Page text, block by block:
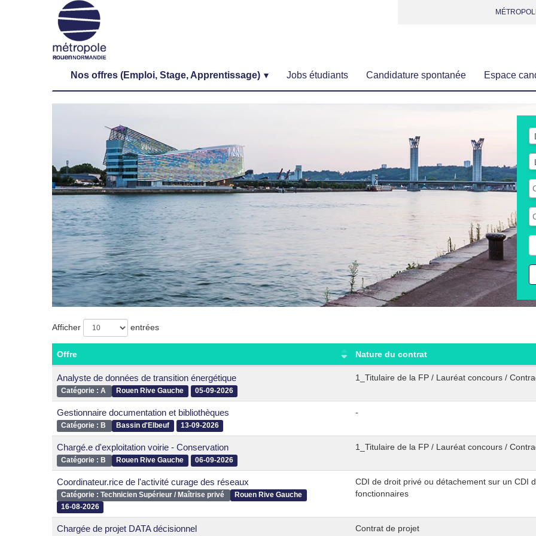
Nos offres (Emploi, Stage, Apprentissage) Jobs étudiants Candidature spontanée
Espace
Liste
des
offres
Afficher entrées
Offre Nature du contrat
Analyste de données de transition énergétique
Catégorie : A Rouen Rive Gauche 05-09-2026
1_Titulaire de la FP / Lauréat concours /
Gestionnaire documentation et bibliothèques
Catégorie : B Bassin d'Elbeuf 13-09-2026
-
Chargé.e d'exploitation voirie - Conservation
Catégorie : B Rouen Rive Gauche 06-09-2026
1_Titulaire de la FP / Lauréat concours /
Coordinateur.rice de l'activité curage des réseaux
Catégorie : Technicien Supérieur / Maîtrise privé
Rouen Rive Gauche
16-08-2026
CDI de droit privé ou détachement sur un CDI
fonctionnaires
Chargée de projet DATA décisionnel Contrat de projet